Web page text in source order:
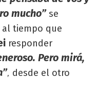
mucho”se
al tiempo que
responder
Pero mirá,
, desde el otro